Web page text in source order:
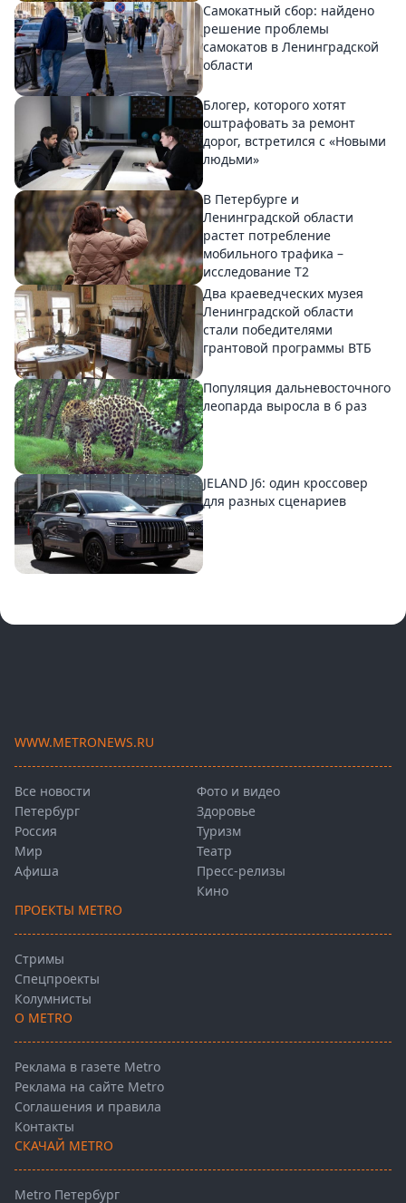
Самокатный сбор: найдено
решение проблемы
самокатов в Ленинградской
области
Блогер, которого хотят
оштрафовать за ремонт
дорог, встретился с «Новыми
людьми»
В Петербурге и
Ленинградской области
растет потребление
мобильного трафика –
исследование T2
Два краеведческих музея
Ленинградской области
стали победителями
грантовой программы ВТБ
Популяция дальневосточного
леопарда выросла в 6 раз
JELAND J6: один кроссовер
для разных сценариев
WWW.METRONEWS.RU
Все новости
Петербург
Россия
Мир
Афиша
Фото и видео
Здоровье
Туризм
Театр
Пресс-релизы
Кино
ПРОЕКТЫ METRO
Стримы
Спецпроекты
Колумнисты
О METRO
Реклама в газете Metro
Реклама на сайте Metro
Соглашения и правила
Контакты
СКАЧАЙ METRO
Metro Петербург